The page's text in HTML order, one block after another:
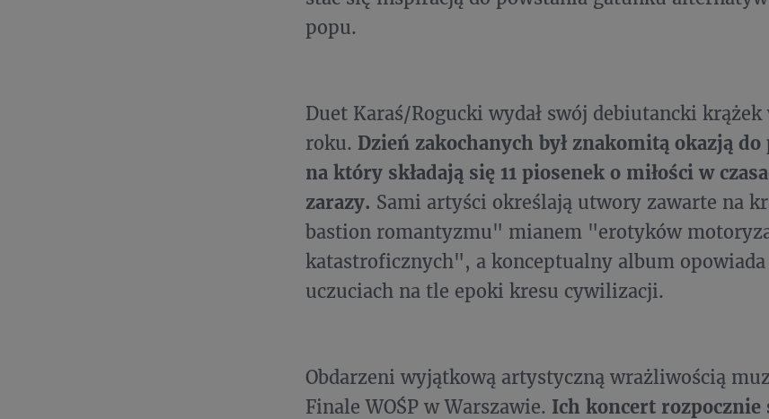
popu.
Duet Karaś/Rogucki wydał swój debiutancki
roku. Dzień zakochanych był znakomitą okazją
na który składają się 11 piosenek o miłości w
zarazy. Sami artyści określają utwory zawarte na
bastion romantyzmu" mianem "erotyków
katastroficznych", a konceptualny album opowiada
uczuciach na tle epoki kresu cywilizacji.
Obdarzeni wyjątkową artystyczną wrażliwością
Finale WOŚP w Warszawie. Ich koncert rozpocznie